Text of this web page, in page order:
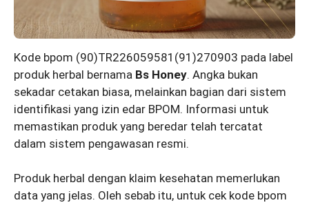
Kode bpom (90)TR226059581(91)270903 pada label
produk herbal bernama Bs Honey. Angka bukan
sekadar cetakan biasa, melainkan bagian dari sistem
identifikasi yang izin edar BPOM. Informasi untuk
memastikan produk yang beredar telah tercatat
dalam sistem pengawasan resmi.
Produk herbal dengan klaim kesehatan memerlukan
data yang jelas. Oleh sebab itu, untuk cek kode bpom